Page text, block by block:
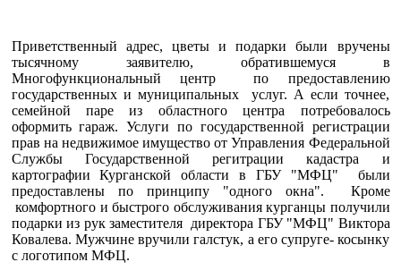
Приветственный адрес, цветы и подарки были вручены
тысячному заявителю, обратившемуся в
Многофункциональный центр по предоставлению
государственных и муниципальных услуг. А если точнее,
семейной паре из областного центра потребовалось
оформить гараж. Услуги по государственной регистрации
прав на недвижимое имущество от Управления Федеральной
Службы Государственной регитрации кадастра и
картографии Курганской области в ГБУ "МФЦ" были
предоставлены по принципу "одного окна". Кроме
комфортного и быстрого обслуживания курганцы получили
подарки из рук заместителя директора ГБУ "МФЦ" Виктора
Ковалева. Мужчине вручили галстук, а его супруге- косынку
с логотипом МФЦ.